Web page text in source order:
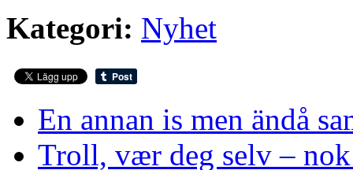
Kategori: Nyhet
En annan is men ändå
Troll, vær deg selv –